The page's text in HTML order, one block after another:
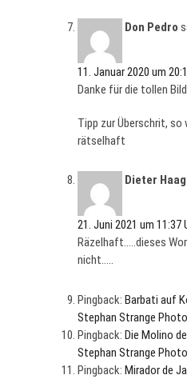
Don Pedro
11. Januar 2020 um
Danke für die tollen
Tipp zur Überschrit, so
rätselhaft
Dieter Haag
21. Juni 2021 um 11:37
Räzelhaft…..dieses
nicht…..
Pingback:Barbati auf
Stephan Strange
Pingback:Die Molino
Stephan Strange
Pingback:Mirador de